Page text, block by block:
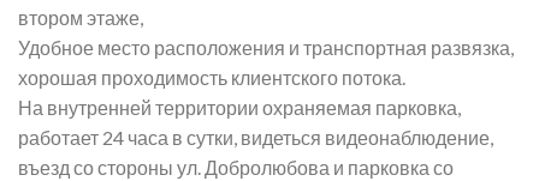
втором этаже,
Удобное место расположения и транспортная развязка,
хорошая проходимость клиентского потока.
На внутренней территории охраняемая парковка,
работает 24 часа в сутки, видеться видеонаблюдение,
въезд со стороны ул. Добролюбова и парковка со